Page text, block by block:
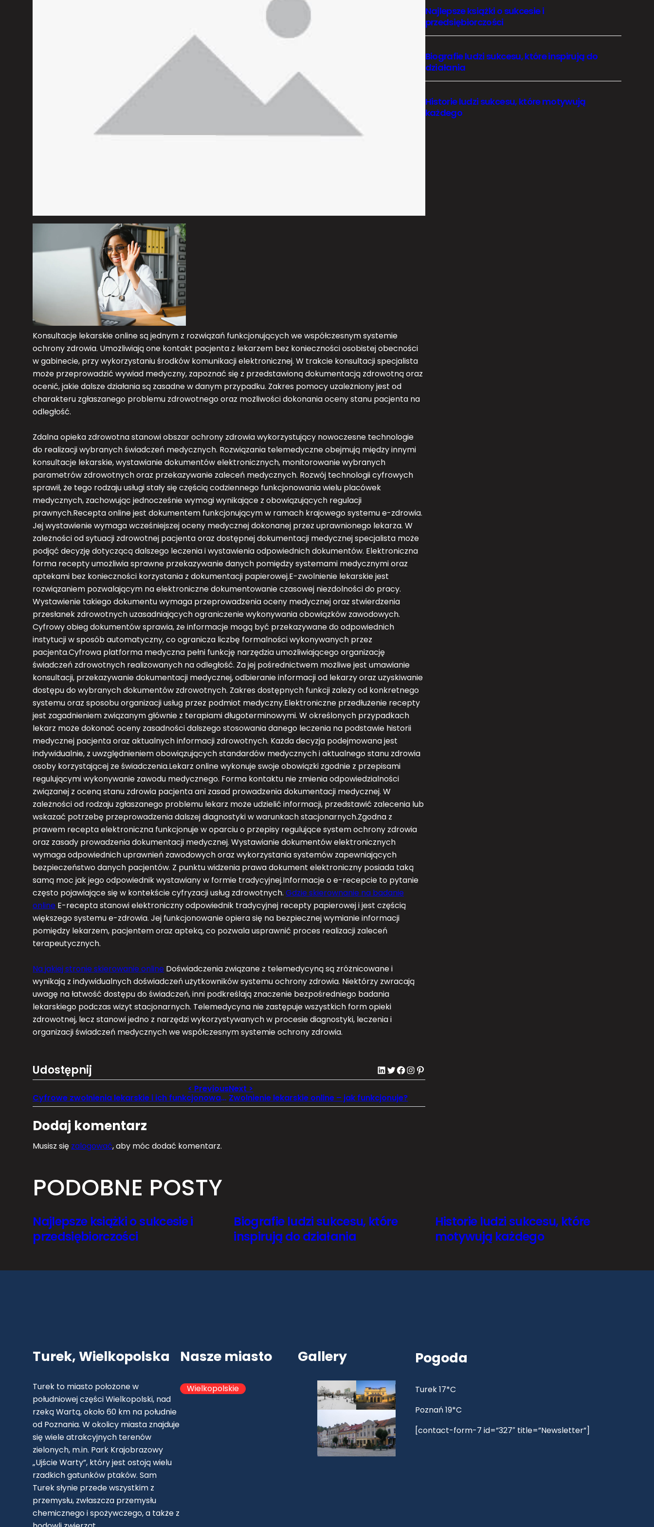
Konsultacje lekarskie online są jednym z rozwiązań funkcjonujących we współczesnym systemie
ochrony zdrowia. Umożliwiają one kontakt pacjenta z lekarzem bez konieczności osobistej obecności
w gabinecie, przy wykorzystaniu środków komunikacji elektronicznej. W trakcie konsultacji specjalista
może przeprowadzić wywiad medyczny, zapoznać się z przedstawioną dokumentacją zdrowotną oraz
ocenić, jakie dalsze działania są zasadne w danym przypadku. Zakres pomocy uzależniony jest od
charakteru zgłaszanego problemu zdrowotnego oraz możliwości dokonania oceny stanu pacjenta na
odległość.
Zdalna opieka zdrowotna stanowi obszar ochrony zdrowia wykorzystujący nowoczesne technologie
do realizacji wybranych świadczeń medycznych. Rozwiązania telemedyczne obejmują między innymi
konsultacje lekarskie, wystawianie dokumentów elektronicznych, monitorowanie wybranych
parametrów zdrowotnych oraz przekazywanie zaleceń medycznych. Rozwój technologii cyfrowych
sprawił, że tego rodzaju usługi stały się częścią codziennego funkcjonowania wielu placówek
medycznych, zachowując jednocześnie wymogi wynikające z obowiązujących regulacji
prawnych.Recepta online jest dokumentem funkcjonującym w ramach krajowego systemu e-zdrowia.
Jej wystawienie wymaga wcześniejszej oceny medycznej dokonanej przez uprawnionego lekarza. W
zależności od sytuacji zdrowotnej pacjenta oraz dostępnej dokumentacji medycznej specjalista może
podjąć decyzję dotyczącą dalszego leczenia i wystawienia odpowiednich dokumentów. Elektroniczna
forma recepty umożliwia sprawne przekazywanie danych pomiędzy systemami medycznymi oraz
aptekami bez konieczności korzystania z dokumentacji papierowej.E-zwolnienie lekarskie jest
rozwiązaniem pozwalającym na elektroniczne dokumentowanie czasowej niezdolności do pracy.
Wystawienie takiego dokumentu wymaga przeprowadzenia oceny medycznej oraz stwierdzenia
przesłanek zdrowotnych uzasadniających ograniczenie wykonywania obowiązków zawodowych.
Cyfrowy obieg dokumentów sprawia, że informacje mogą być przekazywane do odpowiednich
instytucji w sposób automatyczny, co ogranicza liczbę formalności wykonywanych przez
pacjenta.Cyfrowa platforma medyczna pełni funkcję narzędzia umożliwiającego organizację
świadczeń zdrowotnych realizowanych na odległość. Za jej pośrednictwem możliwe jest umawianie
konsultacji, przekazywanie dokumentacji medycznej, odbieranie informacji od lekarzy oraz uzyskiwanie
dostępu do wybranych dokumentów zdrowotnych. Zakres dostępnych funkcji zależy od konkretnego
systemu oraz sposobu organizacji usług przez podmiot medyczny.Elektroniczne przedłużenie recepty
jest zagadnieniem związanym głównie z terapiami długoterminowymi. W określonych przypadkach
lekarz może dokonać oceny zasadności dalszego stosowania danego leczenia na podstawie historii
medycznej pacjenta oraz aktualnych informacji zdrowotnych. Każda decyzja podejmowana jest
indywidualnie, z uwzględnieniem obowiązujących standardów medycznych i aktualnego stanu zdrowia
osoby korzystającej ze świadczenia.Lekarz online wykonuje swoje obowiązki zgodnie z przepisami
regulującymi wykonywanie zawodu medycznego. Forma kontaktu nie zmienia odpowiedzialności
związanej z oceną stanu zdrowia pacjenta ani zasad prowadzenia dokumentacji medycznej. W
zależności od rodzaju zgłaszanego problemu lekarz może udzielić informacji, przedstawić zalecenia lub
wskazać potrzebę przeprowadzenia dalszej diagnostyki w warunkach stacjonarnych.Zgodna z
prawem recepta elektroniczna funkcjonuje w oparciu o przepisy regulujące system ochrony zdrowia
oraz zasady prowadzenia dokumentacji medycznej. Wystawianie dokumentów elektronicznych
wymaga odpowiednich uprawnień zawodowych oraz wykorzystania systemów zapewniających
bezpieczeństwo danych pacjentów. Z punktu widzenia prawa dokument elektroniczny posiada taką
samą moc jak jego odpowiednik wystawiany w formie tradycyjnej.Informacje o e-recepcie to pytanie
często pojawiające się w kontekście cyfryzacji usług zdrowotnych.Gdzie skierownanie na badanie
online E-recepta stanowi elektroniczny odpowiednik tradycyjnej recepty papierowej i jest częścią
większego systemu e-zdrowia. Jej funkcjonowanie opiera się na bezpiecznej wymianie informacji
pomiędzy lekarzem, pacjentem oraz apteką, co pozwala usprawnić proces realizacji zaleceń
terapeutycznych.
Na jakiej stronie skierowanie online Doświadczenia związane z telemedycyną są zróżnicowane i
wynikają z indywidualnych doświadczeń użytkowników systemu ochrony zdrowia. Niektórzy zwracają
uwagę na łatwość dostępu do świadczeń, inni podkreślają znaczenie bezpośredniego badania
lekarskiego podczas wizyt stacjonarnych. Telemedycyna nie zastępuje wszystkich form opieki
zdrowotnej, lecz stanowi jedno z narzędzi wykorzystywanych w procesie diagnostyki, leczenia i
organizacji świadczeń medycznych we współczesnym systemie ochrony zdrowia.
Udostępnij LinkedIn Twitter Facebook Instagram Pinterest
Cyfrowe zwolnienia lekarskie i ich funkcjonowanie Zwolnienie lekarskie online – jak funkcjonuje?
Dodaj komentarz
Musisz się zalogować, aby móc dodać komentarz.
Najlepsze książki o sukcesie i
przedsiębiorczości
Biografie ludzi sukcesu, które inspirują do
działania
Historie ludzi sukcesu, które motywują
każdego
PODOBNE POSTY
Najlepsze książki o sukcesie i
przedsiębiorczości
Biografie ludzi sukcesu, które
inspirują do działania
Historie ludzi sukcesu, które
motywują każdego
Turek, Wielkopolska
Turek to miasto położone w
południowej części Wielkopolski, nad
rzeką Wartą, około 60 km na południe
od Poznania. W okolicy miasta znajduje
się wiele atrakcyjnych terenów
zielonych, m.in. Park Krajobrazowy
„Ujście Warty”, który jest ostoją wielu
rzadkich gatunków ptaków. Sam
Turek słynie przede wszystkim z
przemysłu, zwłaszcza przemysłu
chemicznego i spożywczego, a także z
Nasze miasto
Wielkopolskie
Gallery Pogoda
Turek 17*C
Poznań 19*C
[contact-form-7 id=”327″ title=”Newsletter”]